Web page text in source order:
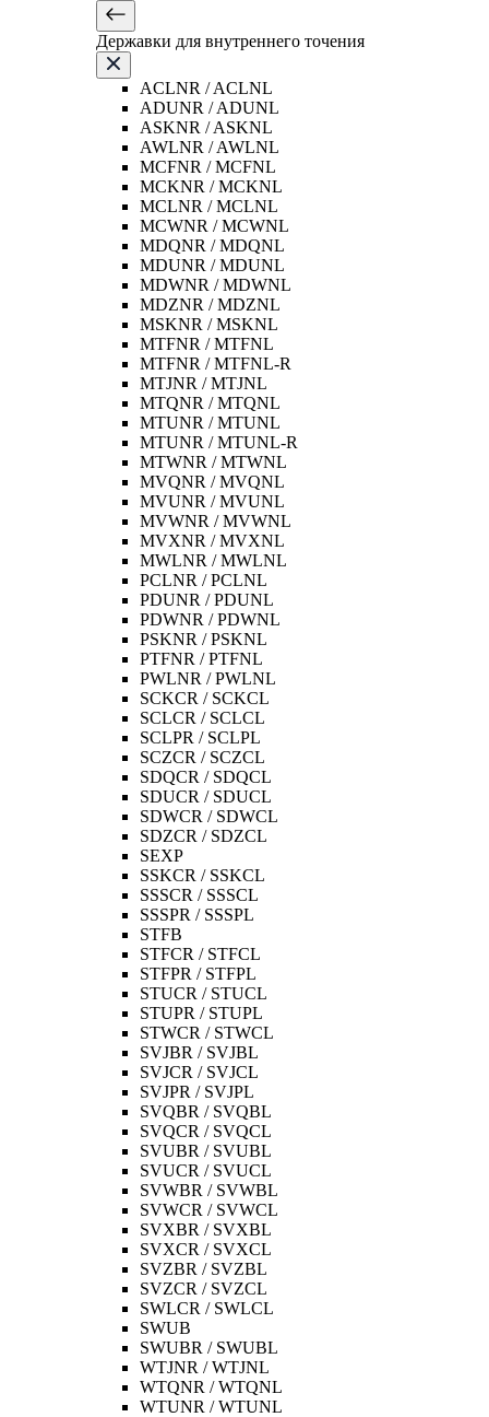
Державки для внутреннего точения
ACLNR / ACLNL
ADUNR / ADUNL
ASKNR / ASKNL
AWLNR / AWLNL
MCFNR / MCFNL
MCKNR / MCKNL
MCLNR / MCLNL
MCWNR / MCWNL
MDQNR / MDQNL
MDUNR / MDUNL
MDWNR / MDWNL
MDZNR / MDZNL
MSKNR / MSKNL
MTFNR / MTFNL
MTFNR / MTFNL-R
MTJNR / MTJNL
MTQNR / MTQNL
MTUNR / MTUNL
MTUNR / MTUNL-R
MTWNR / MTWNL
MVQNR / MVQNL
MVUNR / MVUNL
MVWNR / MVWNL
MVXNR / MVXNL
MWLNR / MWLNL
PCLNR / PCLNL
PDUNR / PDUNL
PDWNR / PDWNL
PSKNR / PSKNL
PTFNR / PTFNL
PWLNR / PWLNL
SCKCR / SCKCL
SCLCR / SCLCL
SCLPR / SCLPL
SCZCR / SCZCL
SDQCR / SDQCL
SDUCR / SDUCL
SDWCR / SDWCL
SDZCR / SDZCL
SEXP
SSKCR / SSKCL
SSSCR / SSSCL
SSSPR / SSSPL
STFB
STFCR / STFCL
STFPR / STFPL
STUCR / STUCL
STUPR / STUPL
STWCR / STWCL
SVJBR / SVJBL
SVJCR / SVJCL
SVJPR / SVJPL
SVQBR / SVQBL
SVQCR / SVQCL
SVUBR / SVUBL
SVUCR / SVUCL
SVWBR / SVWBL
SVWCR / SVWCL
SVXBR / SVXBL
SVXCR / SVXCL
SVZBR / SVZBL
SVZCR / SVZCL
SWLCR / SWLCL
SWUB
SWUBR / SWUBL
WTJNR / WTJNL
WTQNR / WTQNL
WTUNR / WTUNL